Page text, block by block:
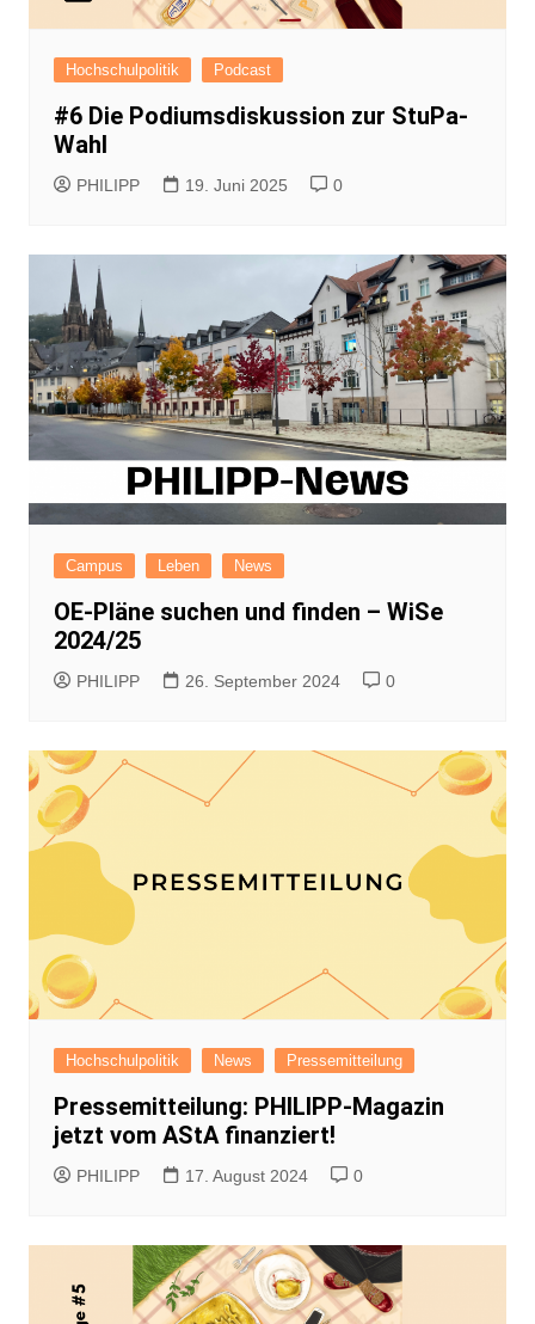
Hochschulpolitik Podcast
#6 Die Podiumsdiskussion zur StuPa-
Wahl
PHILIPP 19. Juni 2025 0
Campus Leben News
OE-Pläne suchen und finden – WiSe
2024/25
PHILIPP 26. September 2024 0
Hochschulpolitik News Pressemitteilung
Pressemitteilung: PHILIPP-Magazin
jetzt vom AStA finanziert!
PHILIPP 17. August 2024 0